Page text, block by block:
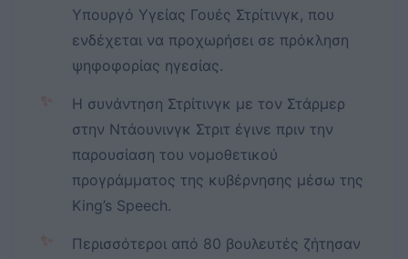
Υπουργό Υγείας Γουές Στρίτινγκ, που
ενδέχεται να προχωρήσει σε πρόκληση
ψηφοφορίας ηγεσίας.
✨
Η συνάντηση Στρίτινγκ με τον Στάρμερ
στην Ντάουνινγκ Στριτ έγινε πριν την
παρουσίαση του νομοθετικού
προγράμματος της κυβέρνησης μέσω της
King’s Speech.
✨
Περισσότεροι από 80 βουλευτές ζήτησαν